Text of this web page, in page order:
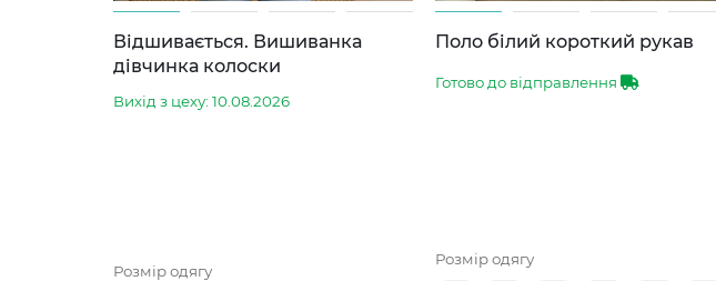
Відшивається. Вишиванка
дівчинка колоски
Вихід з цеху: 10.08.2026
Розмір одягу
Поло білий короткий рукав
Готово до відправлення
Розмір одягу